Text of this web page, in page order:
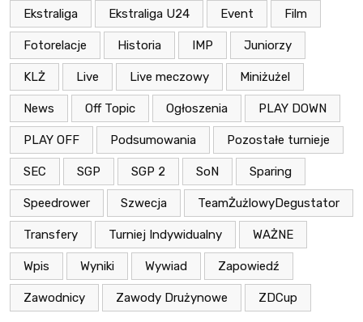
Ekstraliga Ekstraliga U24 Event Film
Fotorelacje Historia IMP Juniorzy
KLŻ Live Live meczowy Miniżużel
News Off Topic Ogłoszenia PLAY DOWN
PLAY OFF Podsumowania Pozostałe turnieje
SEC SGP SGP 2 SoN Sparing
Speedrower Szwecja TeamŻużlowyDegustator
Transfery Turniej Indywidualny WAŻNE
Wpis Wyniki Wywiad Zapowiedź
Zawodnicy Zawody Drużynowe ZDCup